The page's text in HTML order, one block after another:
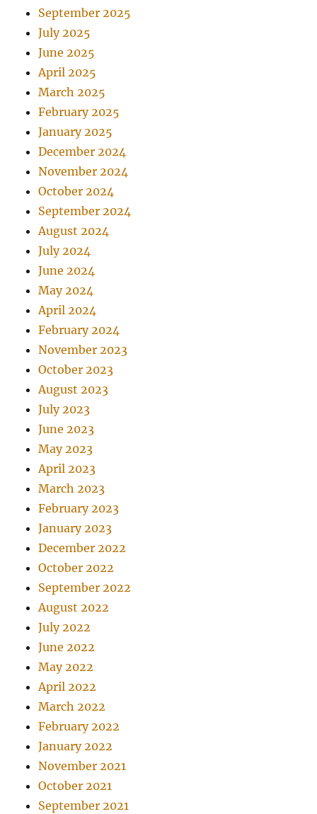
September 2025
July 2025
June 2025
April 2025
March 2025
February 2025
January 2025
December 2024
November 2024
October 2024
September 2024
August 2024
July 2024
June 2024
May 2024
April 2024
February 2024
November 2023
October 2023
August 2023
July 2023
June 2023
May 2023
April 2023
March 2023
February 2023
January 2023
December 2022
October 2022
September 2022
August 2022
July 2022
June 2022
May 2022
April 2022
March 2022
February 2022
January 2022
November 2021
October 2021
September 2021